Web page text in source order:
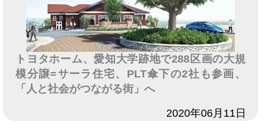
トヨタホーム、愛知大学跡地で288区画の大規
模分譲=サーラ住宅、PLT傘下の2社も参画、
「人と社会がつながる街」へ
2020年06月11日